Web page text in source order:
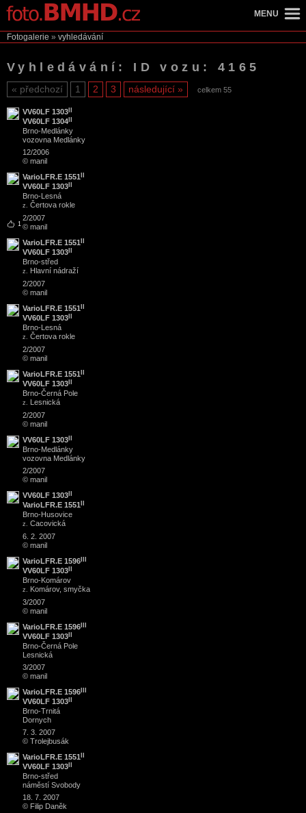
Fotogalerie » vyhledávání
Vyhledávání: ID vozu: 4165
předchozí 1 2 3 následující celkem 55
VV60LF 1303
VV60LF 1304
Brno-Medlánky
vozovna Medlánky
12/2006
© manil
1
VarioLFR.E 1551
VV60LF 1303
Brno-Lesná
z. Čertova rokle
2/2007
© manil
VarioLFR.E 1551
VV60LF 1303
Brno-střed
z. Hlavní nádraží
2/2007
© manil
VarioLFR.E 1551
VV60LF 1303
Brno-Lesná
z. Čertova rokle
2/2007
© manil
VarioLFR.E 1551
VV60LF 1303
Brno-Černá Pole
z. Lesnická
2/2007
© manil
VV60LF 1303
Brno-Medlánky
vozovna Medlánky
2/2007
© manil
VV60LF 1303
VarioLFR.E 1551
Brno-Husovice
z. Cacovická
6. 2. 2007
© manil
VarioLFR.E 1596
VV60LF 1303
Brno-Komárov
z. Komárov, smyčka
3/2007
© manil
VarioLFR.E 1596
VV60LF 1303
Brno-Černá Pole
Lesnická
3/2007
© manil
VarioLFR.E 1596
VV60LF 1303
Brno-Trnitá
Dornych
7. 3. 2007
© Trolejbusák
VarioLFR.E 1551
VV60LF 1303
Brno-střed
náměstí Svobody
18. 7. 2007
© Filip Daněk
MENU